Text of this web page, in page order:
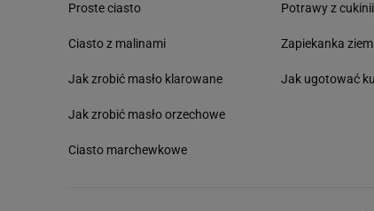
Proste ciasto
Ciasto z malinami
Jak zrobić masło klarowane
Jak zrobić masło orzechowe
Ciasto marchewkowe
Potrawy z cukinii
Zapiekanka
Jak ugotować